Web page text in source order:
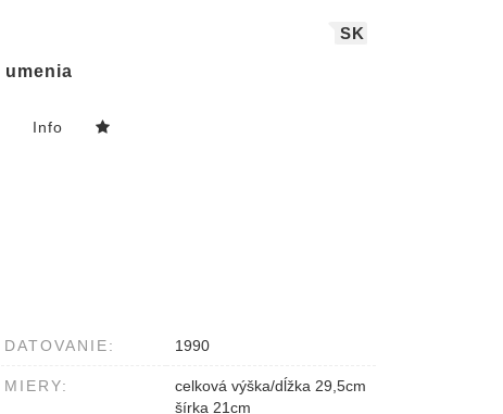
SK
umenia
Info
DATOVANIE: 1990
MIERY:
celková výška/dĺžka 29,5cm
šírka 21cm